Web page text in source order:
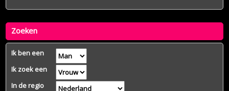
Zoeken
Ik ben een
Ik zoek een
In de regio